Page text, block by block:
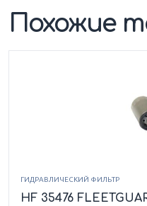
Похожие
ГИДРАВЛИЧЕСКИЙ ФИЛЬТР
HF 35476